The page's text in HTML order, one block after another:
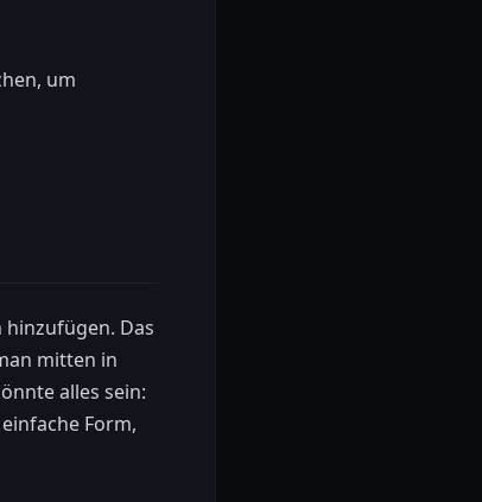
um
hinzufügen. Das
mitten in
alles sein:
Form,